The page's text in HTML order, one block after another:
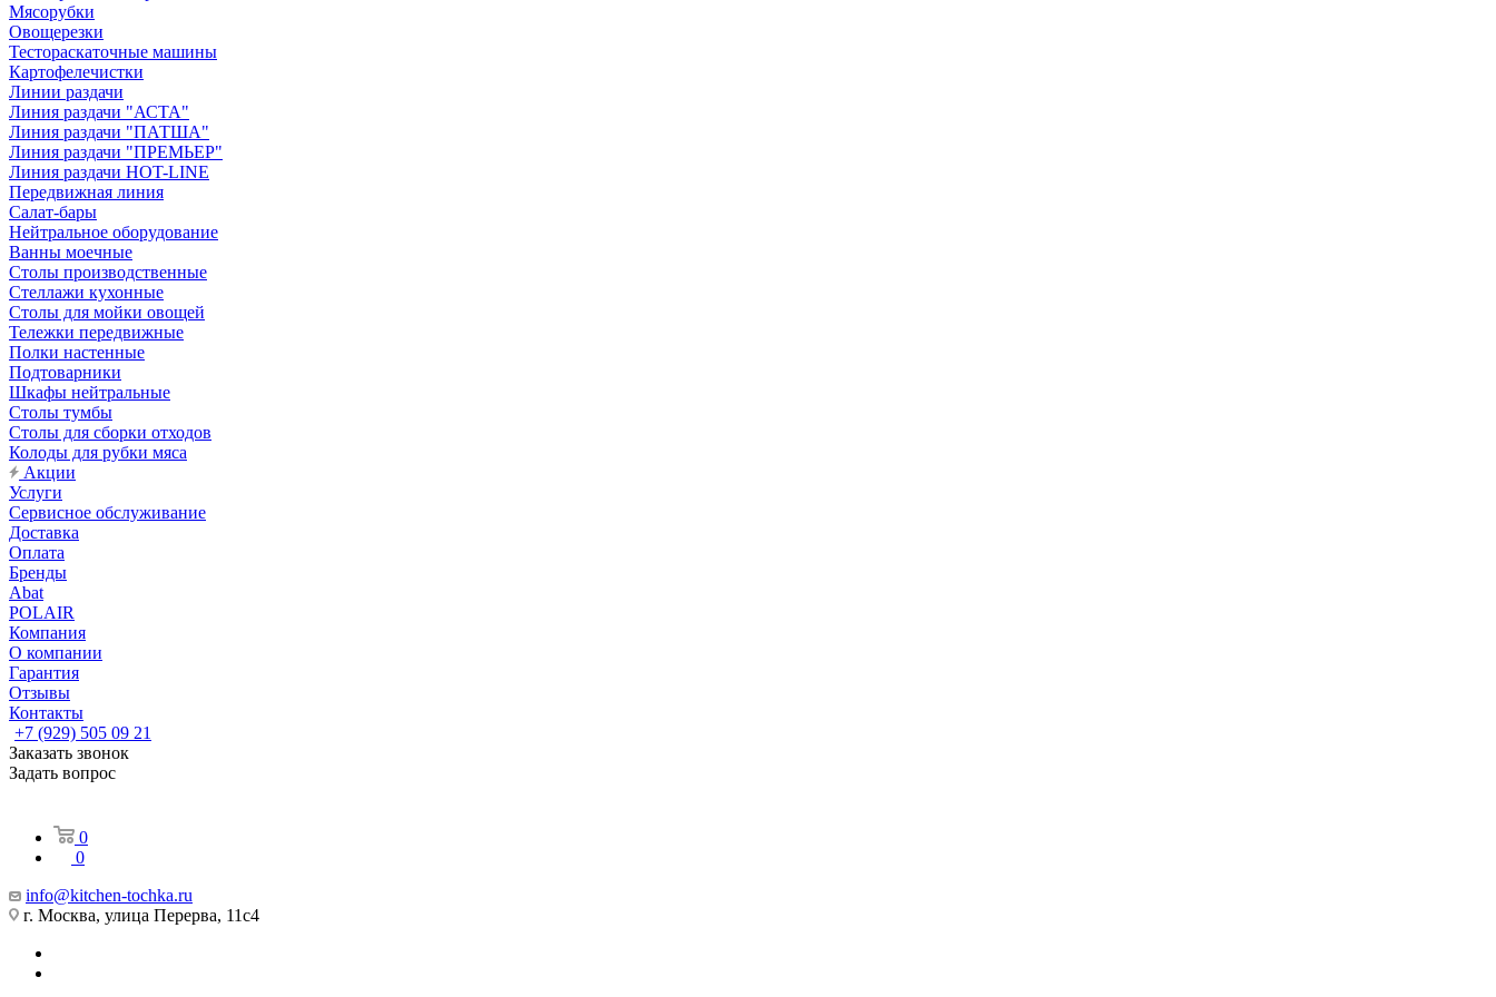
Мясорубки
Овощерезки
Тестораскаточные машины
Картофелечистки
Линии раздачи
Линия раздачи "АСТА"
Линия раздачи "ПАТША"
Линия раздачи "ПРЕМЬЕР"
Линия раздачи HOT-LINE
Передвижная линия
Салат-бары
Нейтральное оборудование
Ванны моечные
Столы производственные
Стеллажи кухонные
Столы для мойки овощей
Тележки передвижные
Полки настенные
Подтоварники
Шкафы нейтральные
Столы тумбы
Столы для сборки отходов
Колоды для рубки мяса
Акции
Услуги
Сервисное обслуживание
Доставка
Оплата
Бренды
Abat
POLAIR
Компания
О компании
Гарантия
Отзывы
Контакты
+7 (929) 505 09 21
Заказать звонок
Задать вопрос
0
0
info@kitchen-tochka.ru
г. Москва, улица Перерва, 11с4